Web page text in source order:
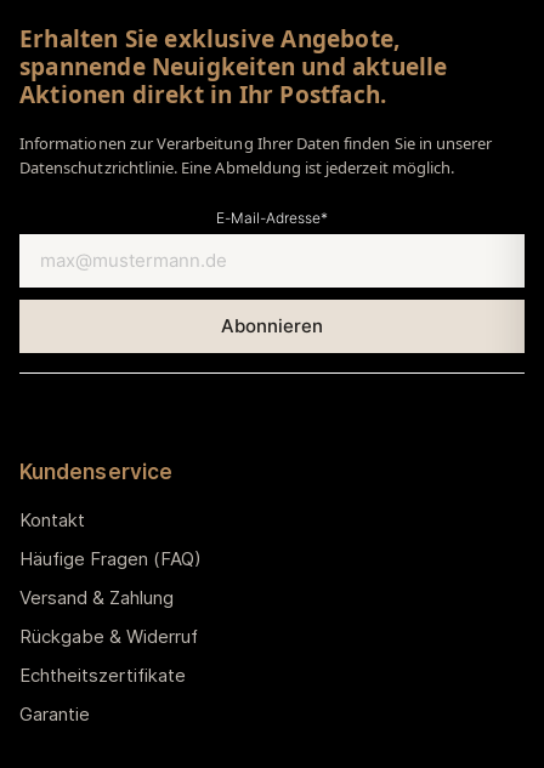
Erhalten Sie exklusive Angebote,
spannende Neuigkeiten und aktuelle
Aktionen direkt in Ihr Postfach.
Informationen zur Verarbeitung Ihrer Daten finden Sie in unserer
Datenschutzrichtlinie. Eine Abmeldung ist jederzeit möglich.
E-Mail-Adresse*
Kundenservice
Kontakt
Häufige Fragen (FAQ)
Versand & Zahlung
Rückgabe & Widerruf
Echtheitszertifikate
Garantie